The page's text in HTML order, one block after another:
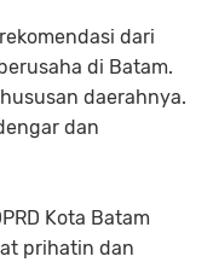
dari
di Batam.
daerahnya.
dan
Kota Batam
prihatin dan